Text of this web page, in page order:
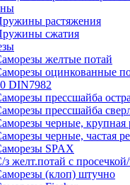
растяжения
сжатия
желтые потай
оцинкованные
DIN7982
прессшайба
прессшайба
черные, крупная
черные, частая
SPAX
з желт.потай с
(клоп) штучно